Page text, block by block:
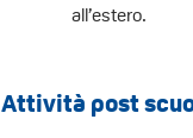
all’estero.
Attività post